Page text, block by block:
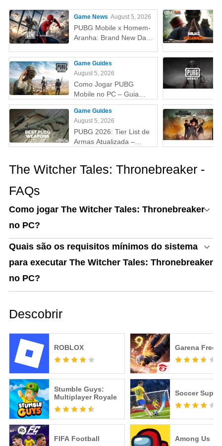
Game News August 5, 2026
PUBG Mobile x Homem-
Aranha: Brand New Day
que você precisa saber!
Game Guides
August 5, 2026
Como Jogar PUBG
Mobile no PC – Guia
Passo a Passo com
Emulador (Atualizado
2026)
Game Guides
August 5, 2026
PUBG 2026: Tier List de
Armas Atualizada –
The Witcher Tales: Thronebreaker -
FAQs
Como jogar The Witcher Tales: Thronebreaker
no PC?
Quais são os requisitos mínimos do sistema
para executar The Witcher Tales: Thronebreaker
no PC?
Descobrir
ROBLOX Garena Free
Stumble Guys:
Multiplayer Royale
Soccer Super
FIFA Football Among Us